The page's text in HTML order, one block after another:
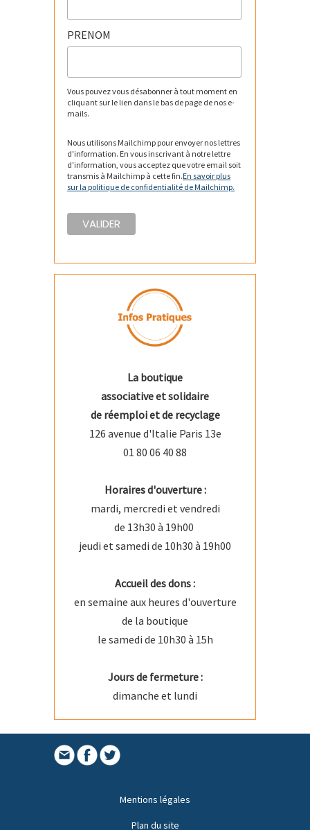
PRENOM
Vous pouvez vous désabonner à tout moment en
cliquant sur le lien dans le bas de page de nos e-
mails.
Nous utilisons Mailchimp pour envoyer nos lettres
d'information. En vous inscrivant à notre lettre
d'information, vous acceptez que votre email soit
transmis à Mailchimp à cette fin.En savoir plus
sur la politique de confidentialité de Mailchimp.
La boutique
associative et solidaire
de réemploi et de recyclage
126 avenue d'Italie Paris 13e
01 80 06 40 88
Horaires d'ouverture :
mardi, mercredi et vendredi
de 13h30 à 19h00
jeudi et samedi de 10h30 à 19h00
Accueil des dons :
en semaine aux heures d'ouverture
de la boutique
le samedi de 10h30 à 15h
Jours de fermeture :
dimanche et lundi
Mentions légales
Plan du site